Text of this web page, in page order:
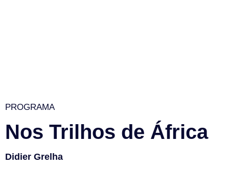
PROGRAMA
Nos Trilhos de África
Didier Grelha